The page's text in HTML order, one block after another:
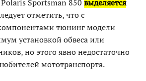
Sportsman 850 выделяется
отметить, что с
тюнинг модели
установкой обвеса или
но этого явно недостаточно
мототранспорта.